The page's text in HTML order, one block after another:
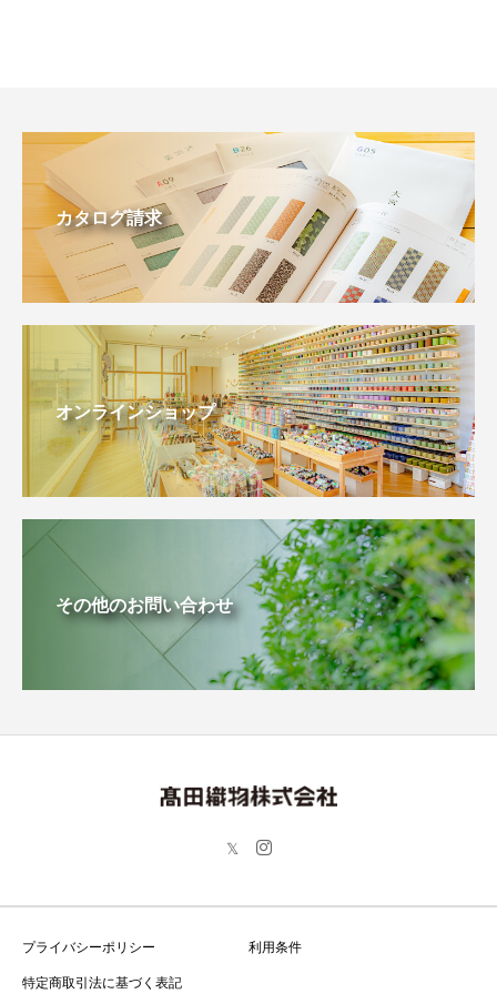
カタログ請求
オンラインショップ
その他のお問い合わせ
プライバシーポリシー
利用条件
特定商取引法に基づく表記